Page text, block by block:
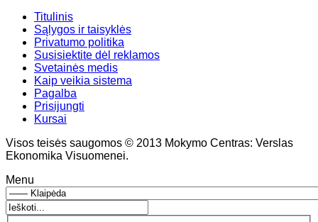
Titulinis
Sąlygos ir taisyklės
Privatumo politika
Susisiektite dėl reklamos
Svetainės medis
Kaip veikia sistema
Pagalba
Prisijungti
Kursai
Visos teisės saugomos © 2013 Mokymo Centras: Verslas
Ekonomika Visuomenei.
Menu